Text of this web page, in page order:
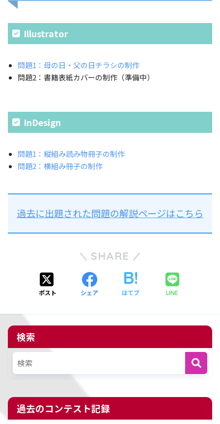
Illustrator
問題1：母の日・父の日チラシの制作
問題2：書籍表紙カバーの制作（準備中）
InDesign
問題1：縦組み読み物冊子の制作
問題2：横組み冊子の制作
過去に出題された問題の解説ページはこちら
SHARE
ポスト シェア はてブ LINE
検索
過去のコンテスト記録